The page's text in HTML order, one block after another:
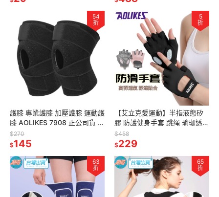
54
折
護膝 專業護膝 加壓護膝 運動護
膝 AOLIKES 7908 正公司貨 高
透氣吸汗 運動護具 重訓護具 護
膝蓋
$270
$145
5
折
【艾立克愛運動】半指液態矽
膠 防護健身手套 跳绳 瑜珈透氣
加厚掌墊 耐磨防滑 AOLIKES
手套 121 附發票
$458
$229
63
折
65
折